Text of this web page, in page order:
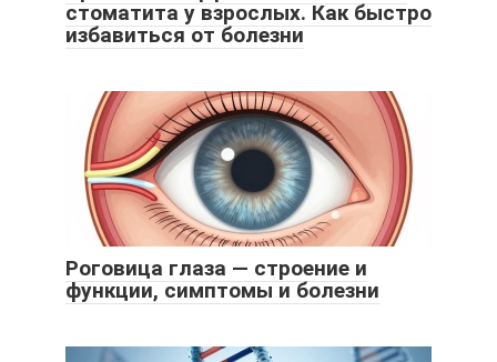
стоматита у взрослых. Как быстро
избавиться от болезни
Роговица глаза — строение и
функции, симптомы и болезни